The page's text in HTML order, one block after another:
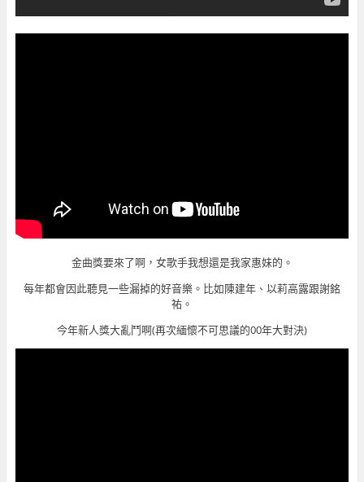
金曲獎要來了啊，女歌手我想還是我家惠妹的。
每年都會因此聽見一些漏掉的好音樂。比如陳建年、以莉高露跟謝銘
祐。
今年新人獎大亂鬥啊(再次緬懷不可思議的00年大對決)